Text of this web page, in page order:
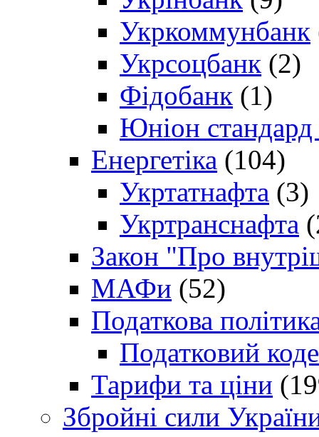
Укркоммунбанк
Укрсоцбанк (2)
Фідобанк (1)
Юніон стандард
Енергетіка (104)
Укртатнафта (3)
Укртранснафта
Закон "Про
МАФи (52)
Податкова
Податковий
Тарифи та ціни
Збройні сили